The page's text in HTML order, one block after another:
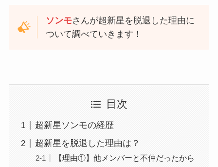
ソンモさんが超新星を脱退した理由に
ついて調べていきます！
目次
超新星ソンモの経歴
超新星を脱退した理由は？
【理由①】他メンバーと不仲だったから